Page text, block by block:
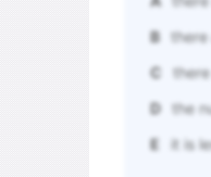
B there
C
D the
E
it is